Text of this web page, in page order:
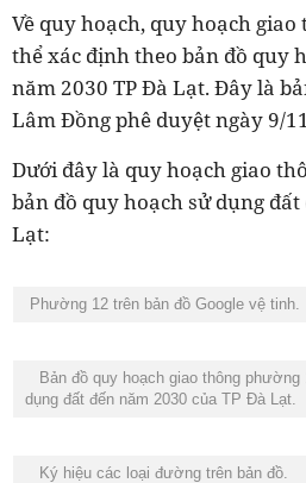
Về quy hoạch, quy hoạch giao
thể xác định theo bản đồ quy
năm 2030 TP Đà Lạt. Đây là
Lâm Đồng phê duyệt ngày 9/
Dưới đây là quy hoạch giao
bản đồ quy hoạch sử dụng đất
Lạt:
Phường 12 trên bản đồ Google vệ tinh.
Bản đồ quy hoạch giao thông
dụng đất đến năm 2030 của TP Đà Lạt.
Ký hiệu các loại đường trên bản đồ.